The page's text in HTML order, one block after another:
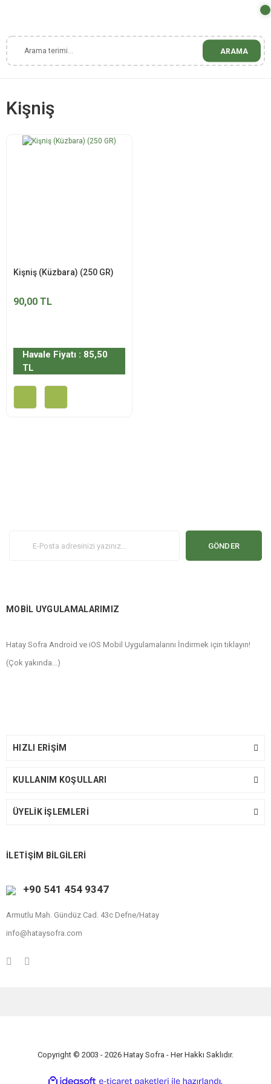
ARAMA
Kişniş
Kişniş (Küzbara) (250 GR)
90,00 TL
Havale Fiyatı : 85,50
TL
GÖNDER
MOBİL UYGULAMALARIMIZ
Hatay Sofra Android ve iOS Mobil Uygulamalarını İndirmek için tıklayın!
(Çok yakında...)
HIZLI ERİŞİM
KULLANIM KOŞULLARI
ÜYELİK İŞLEMLERİ
İLETİŞİM BİLGİLERİ
+90 541 454 9347
Armutlu Mah. Gündüz Cad. 43c Defne/Hatay
info@hataysofra.com
Copyright © 2003 - 2026 Hatay Sofra - Her Hakkı Saklıdır.
ideasoft e-